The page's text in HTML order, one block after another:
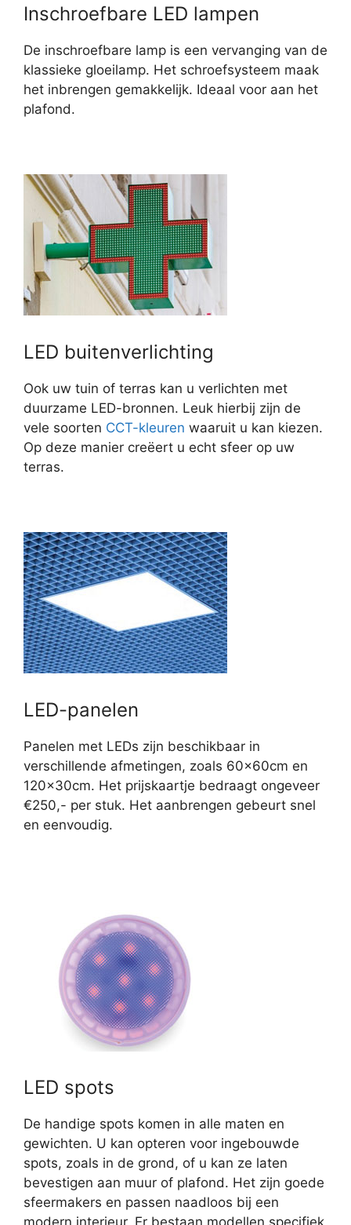
Inschroefbare LED lampen
De inschroefbare lamp is een vervanging van de
klassieke gloeilamp. Het schroefsysteem maak
het inbrengen gemakkelijk. Ideaal voor aan het
plafond.
LED buitenverlichting
Ook uw tuin of terras kan u verlichten met
duurzame LED-bronnen. Leuk hierbij zijn de
vele soorten CCT-kleuren waaruit u kan kiezen.
Op deze manier creëert u echt sfeer op uw
terras.
LED-panelen
Panelen met LEDs zijn beschikbaar in
verschillende afmetingen, zoals 60x60cm en
120x30cm. Het prijskaartje bedraagt ongeveer
€250,- per stuk. Het aanbrengen gebeurt snel
en eenvoudig.
LED spots
De handige spots komen in alle maten en
gewichten. U kan opteren voor ingebouwde
spots, zoals in de grond, of u kan ze laten
bevestigen aan muur of plafond. Het zijn goede
sfeermakers en passen naadloos bij een